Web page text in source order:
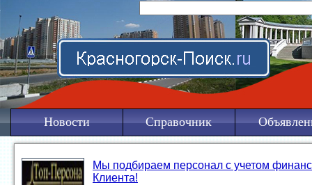
Новости Справочник
Мы подбираем персонал с учетом
Клиента!